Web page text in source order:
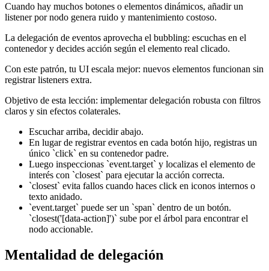
Cuando hay muchos botones o elementos dinámicos, añadir un
listener por nodo genera ruido y mantenimiento costoso.
La delegación de eventos aprovecha el bubbling: escuchas en el
contenedor y decides acción según el elemento real clicado.
Con este patrón, tu UI escala mejor: nuevos elementos funcionan sin
registrar listeners extra.
Objetivo de esta lección: implementar delegación robusta con filtros
claros y sin efectos colaterales.
Escuchar arriba, decidir abajo.
En lugar de registrar eventos en cada botón hijo, registras un
único `click` en su contenedor padre.
Luego inspeccionas `event.target` y localizas el elemento de
interés con `closest` para ejecutar la acción correcta.
`closest` evita fallos cuando haces click en iconos internos o
texto anidado.
`event.target` puede ser un `span` dentro de un botón.
`closest('[data-action]')` sube por el árbol para encontrar el
nodo accionable.
Mentalidad de delegación